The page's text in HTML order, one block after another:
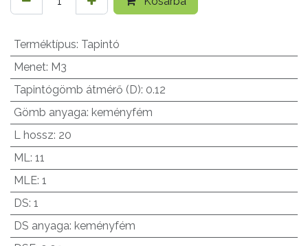
Terméktípus: Tapintó
Menet: M3
Tapintógömb átmérő (D): 0.12
Gömb anyaga: keményfém
L hossz: 20
ML: 11
MLE: 1
DS: 1
DS anyaga: keményfém